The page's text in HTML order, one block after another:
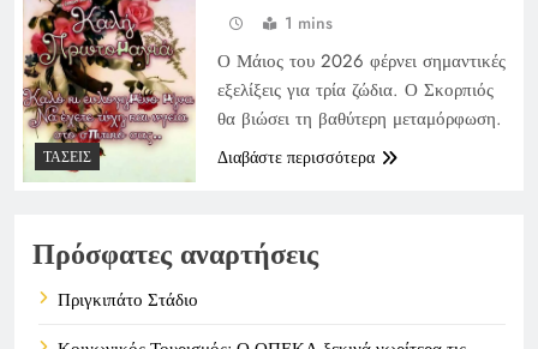
ΤΆΣΕΙΣ
1 mins
Ο Μάιος του 2026 φέρνει σημαντικές
εξελίξεις για τρία ζώδια. Ο Σκορπιός
θα βιώσει τη βαθύτερη μεταμόρφωση.
Διαβάστε περισσότερα
Πρόσφατες αναρτήσεις
Πριγκιπάτο Στάδιο